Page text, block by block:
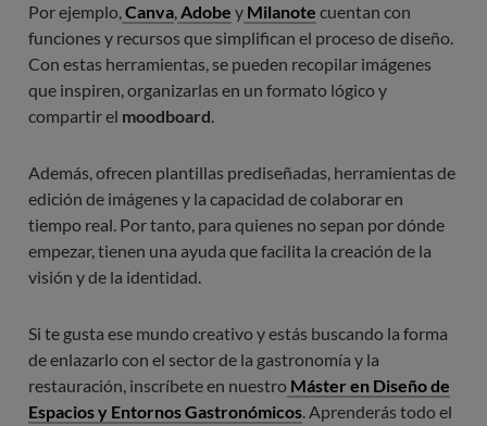
Por ejemplo,Canva,Adobe y Milanote cuentan con
funciones y recursos que simplifican el proceso de diseño.
Con estas herramientas, se pueden recopilar imágenes
que inspiren, organizarlas en un formato lógico y
compartir el moodboard.
Además, ofrecen plantillas prediseñadas, herramientas de
edición de imágenes y la capacidad de colaborar en
tiempo real. Por tanto, para quienes no sepan por dónde
empezar, tienen una ayuda que facilita la creación de la
visión y de la identidad.
Si te gusta ese mundo creativo y estás buscando la forma
de enlazarlo con el sector de la gastronomía y la
restauración, inscríbete en nuestro Máster en Diseño de
Espacios y Entornos Gastronómicos. Aprenderás todo el